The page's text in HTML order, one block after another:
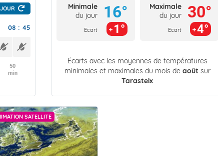
08 : 45
50
min
Minimale
du jour
Ecart
16°
1°
Maximale
du jour
Ecart
30°
4°
Écarts avec les moyennes de températures
minimales et maximales du mois de août sur
Tarasteix
SATELLITE